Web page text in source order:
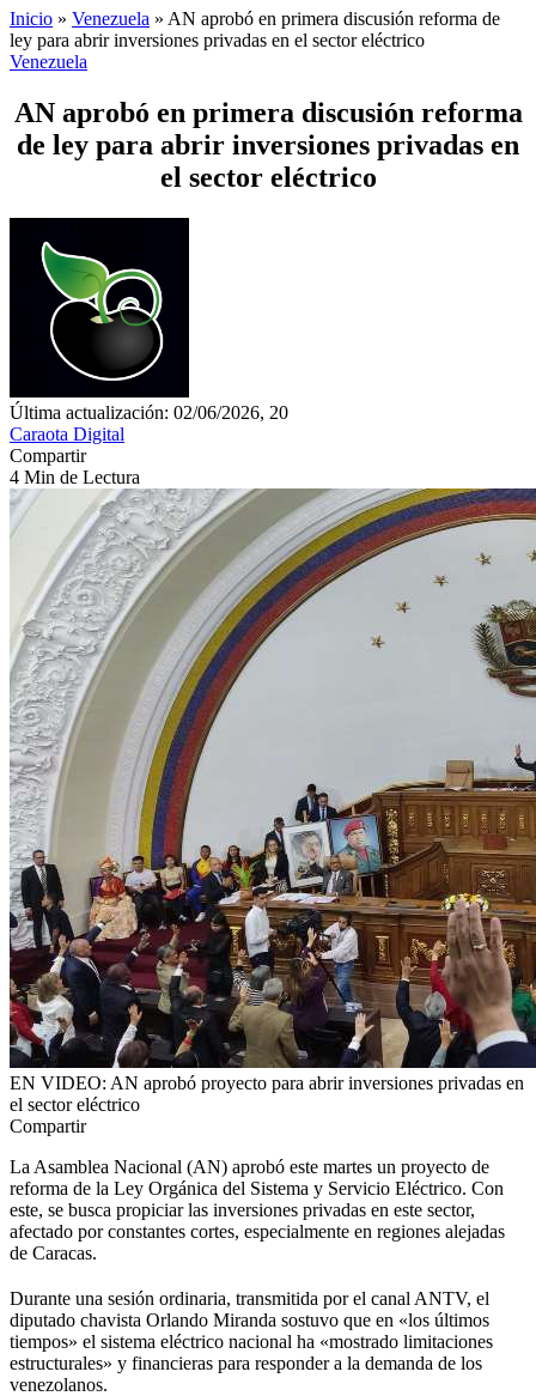
Inicio » Venezuela » AN aprobó en primera discusión reforma de
ley para abrir inversiones privadas en el sector eléctrico
Venezuela
AN aprobó en primera discusión reforma
de ley para abrir inversiones privadas en
el sector eléctrico
Última actualización: 02/06/2026, 20
Caraota Digital
Compartir
4 Min de Lectura
EN VIDEO: AN aprobó proyecto para abrir inversiones privadas en
el sector eléctrico
Compartir
La Asamblea Nacional (AN) aprobó este martes un proyecto de
reforma de la Ley Orgánica del Sistema y Servicio Eléctrico. Con
este, se busca propiciar las inversiones privadas en este sector,
afectado por constantes cortes, especialmente en regiones alejadas
de Caracas.
Durante una sesión ordinaria, transmitida por el canal ANTV, el
diputado chavista Orlando Miranda sostuvo que en «los últimos
tiempos» el sistema eléctrico nacional ha «mostrado limitaciones
estructurales» y financieras para responder a la demanda de los
venezolanos.